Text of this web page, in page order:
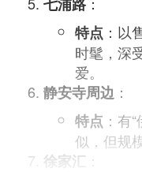
特点 ：以
时髦，深
爱。
静安寺周边 ：
特点 ：有
似，但规
徐家汇 ：